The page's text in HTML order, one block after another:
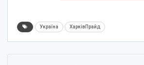
Україна ХарківПрайд